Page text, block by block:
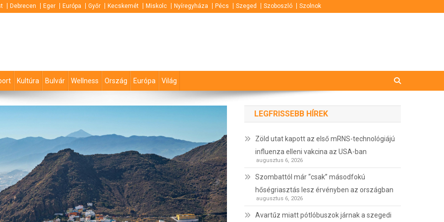
Debrecen Eger Európa Győr Kecskemét Miskolc Nyíregyháza Pécs Szeged Szoboszló Szolnok
Kultúra Bulvár Wellness Ország Európa Világ
LEGFRISSEBB HÍREK
Zöld utat kapott az első mRNS-technológiájú
influenza elleni vakcina az USA-ban
augusztus 6, 2026
Szombattól már “csak” másodfokú
hőségriasztás lesz érvényben az országban
augusztus 6, 2026
Avartűz miatt pótlóbuszok járnak a szegedi